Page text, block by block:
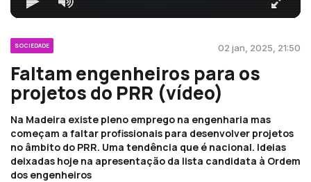
SOCIEDADE 02 jan, 2025, 21:50
Faltam engenheiros para os
projetos do PRR (vídeo)
Na Madeira existe pleno emprego na engenharia mas
começam a faltar profissionais para desenvolver projetos
no âmbito do PRR. Uma tendência que é nacional. Ideias
deixadas hoje na apresentação da lista candidata à Ordem
dos engenheiros